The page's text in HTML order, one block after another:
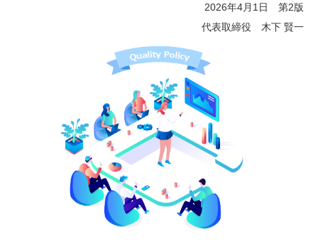
2026年4月1日 第2版
代表取締役 木下 賢一